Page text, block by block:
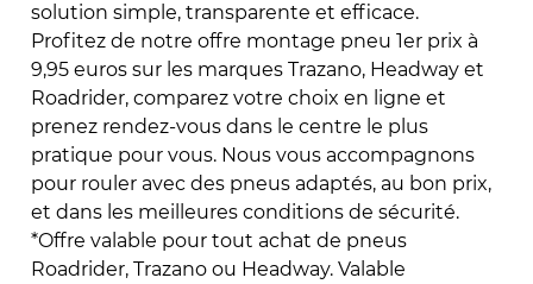
solution simple, transparente et efficace.
Profitez de notre offre montage pneu 1er prix à
9,95 euros sur les marques Trazano, Headway et
Roadrider, comparez votre choix en ligne et
prenez rendez-vous dans le centre le plus
pratique pour vous. Nous vous accompagnons
pour rouler avec des pneus adaptés, au bon prix,
et dans les meilleures conditions de sécurité.
*Offre valable pour tout achat de pneus
Roadrider, Trazano ou Headway. Valable